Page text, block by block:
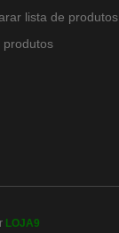
lista de produtos
produtos
LOJA9